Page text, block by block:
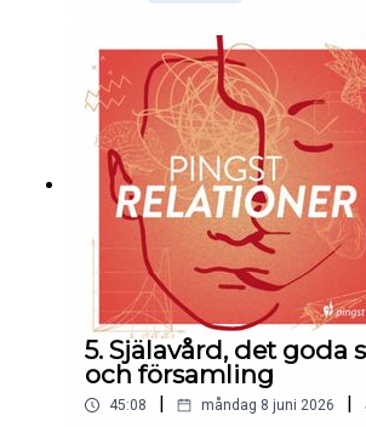
graviditet och hela vägen genom
och dalar. Vi pratar om
om skillnad det kan göra att
enskilde på riktigt och om
leder till praktisk handling.
5. Själavård, det goda
och församling
45:08 måndag 8 juni 2026